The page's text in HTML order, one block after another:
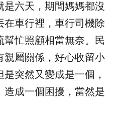
六天，期間媽媽都沒
在車行裡，車行司機除
幫忙照顧相當無奈。民
親屬關係，好心收留小
突然又變成是一個，
造成一個困擾，當然是